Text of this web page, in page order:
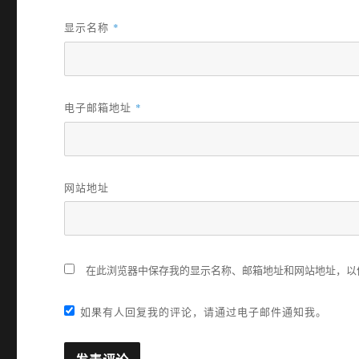
显示名称 *
电子邮箱地址 *
网站地址
在此浏览器中保存我的显示名称、邮箱地址和网站地址，
如果有人回复我的评论，请通过电子邮件通知我。